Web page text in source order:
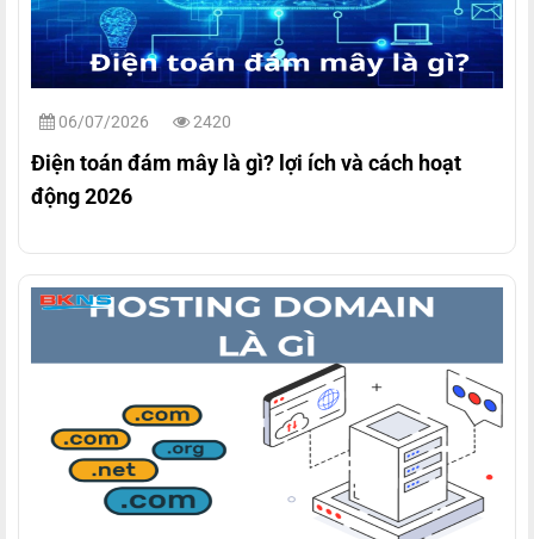
06/07/2026 2420
Điện toán đám mây là gì? lợi ích và cách hoạt
động 2026